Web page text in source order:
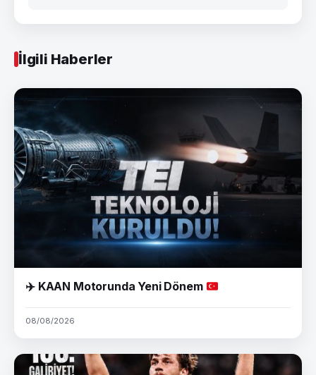
İlgili Haberler
✈️KAAN Motorunda Yeni Dönem
08/08/2026